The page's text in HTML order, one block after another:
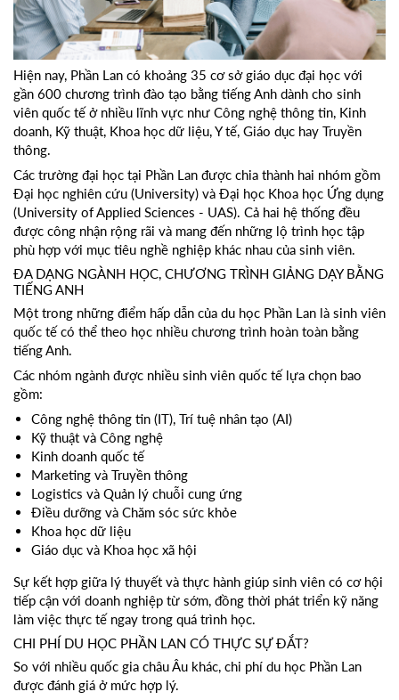
Hiện nay, Phần Lan có khoảng 35 cơ sở giáo dục đại học với
gần 600 chương trình đào tạo bằng tiếng Anh dành cho sinh
viên quốc tế ở nhiều lĩnh vực như Công nghệ thông tin, Kinh
doanh, Kỹ thuật, Khoa học dữ liệu, Y tế, Giáo dục hay Truyền
thông.
Các trường đại học tại Phần Lan được chia thành hai nhóm gồm
Đại học nghiên cứu (University) và Đại học Khoa học Ứng dụng
(University of Applied Sciences - UAS). Cả hai hệ thống đều
được công nhận rộng rãi và mang đến những lộ trình học tập
phù hợp với mục tiêu nghề nghiệp khác nhau của sinh viên.
ĐA DẠNG NGÀNH HỌC, CHƯƠNG TRÌNH GIẢNG DẠY BẰNG
TIẾNG ANH
Một trong những điểm hấp dẫn của du học Phần Lan là sinh viên
quốc tế có thể theo học nhiều chương trình hoàn toàn bằng
tiếng Anh.
Các nhóm ngành được nhiều sinh viên quốc tế lựa chọn bao
gồm:
Công nghệ thông tin (IT), Trí tuệ nhân tạo (AI)
Kỹ thuật và Công nghệ
Kinh doanh quốc tế
Marketing và Truyền thông
Logistics và Quản lý chuỗi cung ứng
Điều dưỡng và Chăm sóc sức khỏe
Khoa học dữ liệu
Giáo dục và Khoa học xã hội
Sự kết hợp giữa lý thuyết và thực hành giúp sinh viên có cơ hội
tiếp cận với doanh nghiệp từ sớm, đồng thời phát triển kỹ năng
làm việc thực tế ngay trong quá trình học.
CHI PHÍ DU HỌC PHẦN LAN CÓ THỰC SỰ ĐẮT?
So với nhiều quốc gia châu Âu khác, chi phí du học Phần Lan
được đánh giá ở mức hợp lý.